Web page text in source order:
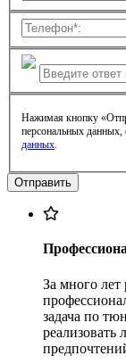
Нажимая кнопку
персональных данных,
данных.
За много
задача по